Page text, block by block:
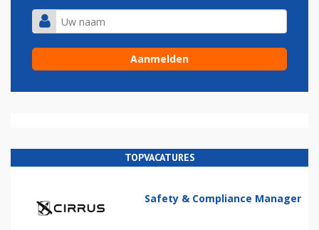
TOPVACATURES
Safety & Compliance Manager